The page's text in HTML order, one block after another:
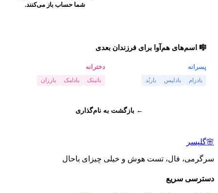
شما حساب باز می‌کنند.
🎼 اسم‌های هم‌آوا برای فرزندان بعدی
پسرانه
بادرام بادلیس باربُد
دخترانه
باتینک بادامک بارزان
← بازگشت به نام‌گذاری
🌸گلپسر
سرگرمی، فال، تست هوش و خیلی چیزای باحال
دسترسی سریع